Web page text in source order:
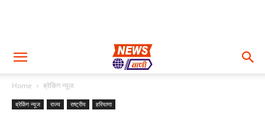
Home ब्रेकिंग न्यूज
ब्रेकिंग न्यूज राज्य राष्ट्रीय हरियाणा